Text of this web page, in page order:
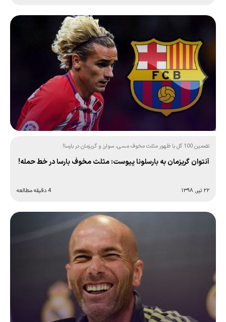
تضمین 100 گل با ظهور مثلث مخوف مسی، سوارز و گریزمان در بارسا!
آنتوان گریزمان به بارسلونا پیوست: مثلث مخوف بارسا در خط حمله!
۲۲ تیر, ۱۳۹۸ 4 دقیقه مطالعه